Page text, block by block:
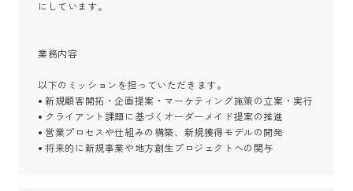
にしています。
業務内容
以下のミッションを担っていただきます。
• 新規顧客開拓・企画提案・マーケティング施策の立案・実行
• クライアント課題に基づくオーダーメイド提案の推進
• 営業プロセスや仕組みの構築、新規獲得モデルの開発
• 将来的に新規事業や地方創生プロジェクトへの関与